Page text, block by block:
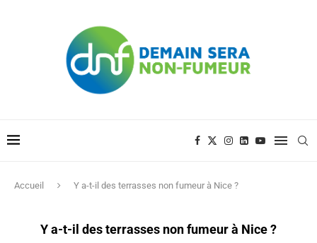
Accueil Y a-t-il des terrasses non fumeur à Nice ?
Y a-t-il des terrasses non fumeur à Nice ?